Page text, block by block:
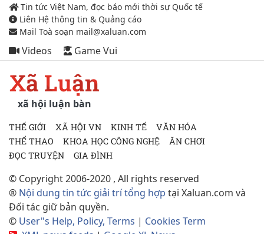
Tin tức Việt Nam, đọc báo mới thời sự Quốc tế
Liên Hệ thông tin & Quảng cáo
Mail Toà soạn mail@xaluan.com
Videos Game Vui
Xã Luận
xã hội luận bàn
THẾ GIỚI XÃ HỘI VN KINH TẾ
VĂN HÓA
THỂ THAO
KHOA HỌC CÔNG NGHỆ
ĂN CHƠI
ĐỌC TRUYỆN
GIA ĐÌNH
© Copyright 2006-2020 , All rights reserved
® Nội dung tin tức giải trí tổng hợp tại Xaluan.com và
Đối tác giữ bản quyền.
© User"s Help, Policy, Terms | Cookies Term